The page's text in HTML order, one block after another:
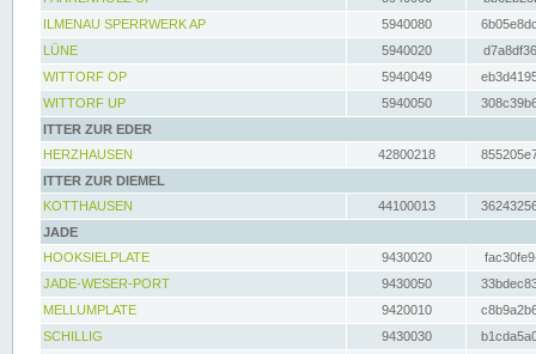
ILMENAU SPERRWERK AP
5940080
LÜNE
5940020
WITTORF OP
5940049
WITTORF UP
5940050
ITTER ZUR EDER
HERZHAUSEN
42800218
ITTER ZUR DIEMEL
KOTTHAUSEN
44100013
JADE
HOOKSIELPLATE
9430020
JADE-WESER-PORT
9430050
MELLUMPLATE
9420010
SCHILLIG
9430030